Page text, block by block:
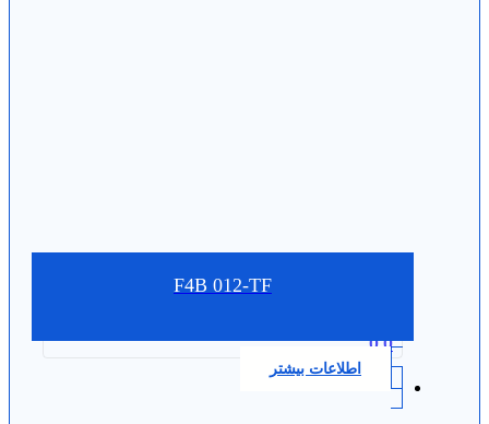
F4B 012-TF
0.0
اطلاعات بیشتر